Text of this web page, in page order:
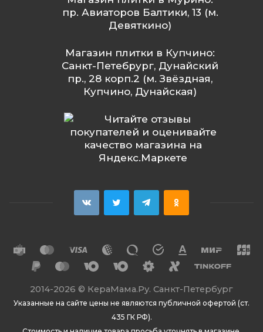
пр. Авиаторов Балтики, 13 (м.
Девяткино)
Магазин плитки в Купчино:
Санкт-Петебрург, Дунайский
пр., 28 корп.2 (м. Звёздная,
Купчино, Дунайская)
2014-2026 © КераМама.Ру. Санкт-Петербург
Указанные на сайте цены не являются публичной офертой (ст.
435 ГК РФ).